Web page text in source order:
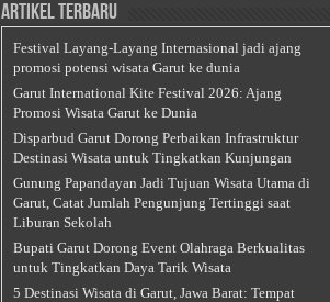
Artikel Terbaru
Festival Layang-Layang Internasional jadi ajang
promosi potensi wisata Garut ke dunia
Garut International Kite Festival 2026: Ajang
Promosi Wisata Garut ke Dunia
Disparbud Garut Dorong Perbaikan Infrastruktur
Destinasi Wisata untuk Tingkatkan Kunjungan
Gunung Papandayan Jadi Tujuan Wisata Utama di
Garut, Catat Jumlah Pengunjung Tertinggi saat
Liburan Sekolah
Bupati Garut Dorong Event Olahraga Berkualitas
untuk Tingkatkan Daya Tarik Wisata
5 Destinasi Wisata di Garut, Jawa Barat: Tempat